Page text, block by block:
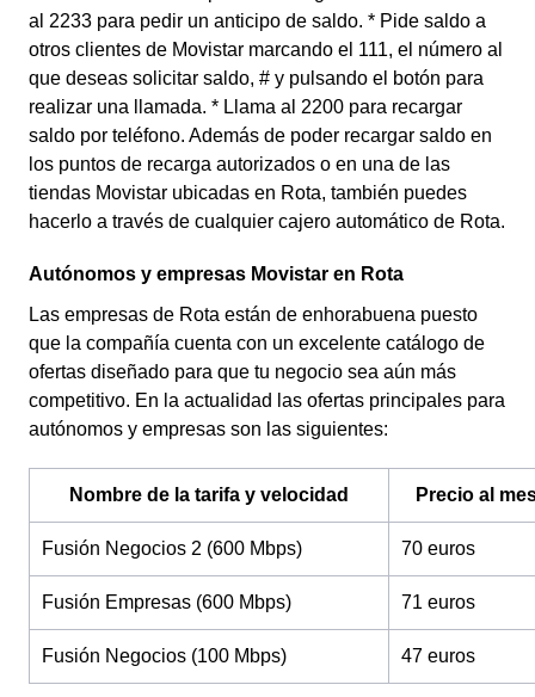
al 2233 para pedir un anticipo de saldo. * Pide saldo a
otros clientes de Movistar marcando el 111, el número al
que deseas solicitar saldo, # y pulsando el botón para
realizar una llamada. * Llama al 2200 para recargar
saldo por teléfono. Además de poder recargar saldo en
los puntos de recarga autorizados o en una de las
tiendas Movistar ubicadas en Rota, también puedes
hacerlo a través de cualquier cajero automático de Rota.
Autónomos y empresas Movistar en Rota
Las empresas de Rota están de enhorabuena puesto
que la compañía cuenta con un excelente catálogo de
ofertas diseñado para que tu negocio sea aún más
competitivo. En la actualidad las ofertas principales para
autónomos y empresas son las siguientes:
Nombre de la tarifa y velocidad Precio al
Fusión Negocios 2 (600 Mbps) 70 euros
Fusión Empresas (600 Mbps) 71 euros
Fusión Negocios (100 Mbps) 47 euros